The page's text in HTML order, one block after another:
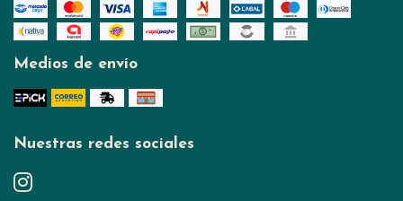
Medios de envío
Nuestras redes sociales